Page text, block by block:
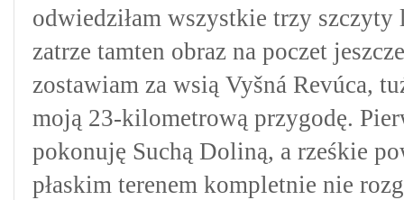
odwiedziłam wszystkie trzy
zatrze tamten obraz na poczet
zostawiam za wsią Vyšná Revúca,
moją 23-kilometrową przygodę.
pokonuję Suchą Doliną, a rześkie
płaskim terenem kompletnie nie